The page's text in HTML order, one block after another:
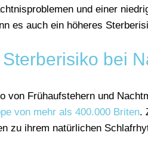
und einer
es auch ein höheres
bei
von Frühaufstehern und
von mehr als 400.000 Briten.
zu ihrem natürlichen